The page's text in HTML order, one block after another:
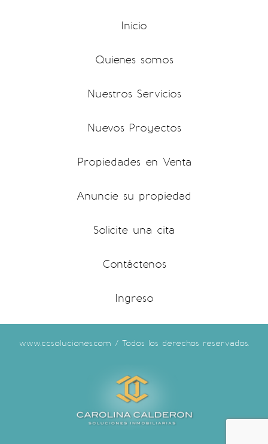
Inicio
Quienes somos
Nuestros Servicios
Nuevos Proyectos
Propiedades en Venta
Anuncie su propiedad
Solicite una cita
Contáctenos
Ingreso
www.ccsoluciones.com / Todos los derechos reservados.